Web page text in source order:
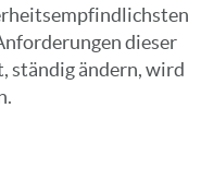
dieser
ständig ändern, wird